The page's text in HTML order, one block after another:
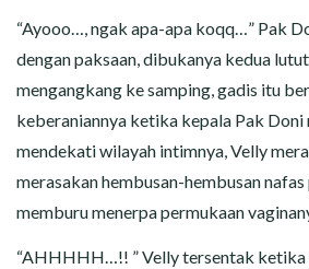
“Ayooo…, ngak apa-apa koqq…” Pak
dengan paksaan, dibukanya kedua
mengangkang ke samping, gadis itu
keberaniannya ketika kepala Pak Doni
mendekati wilayah intimnya, Velly
merasakan hembusan-hembusan
memburu menerpa permukaan
“AHHHHH…!! ” Velly tersentak ketika